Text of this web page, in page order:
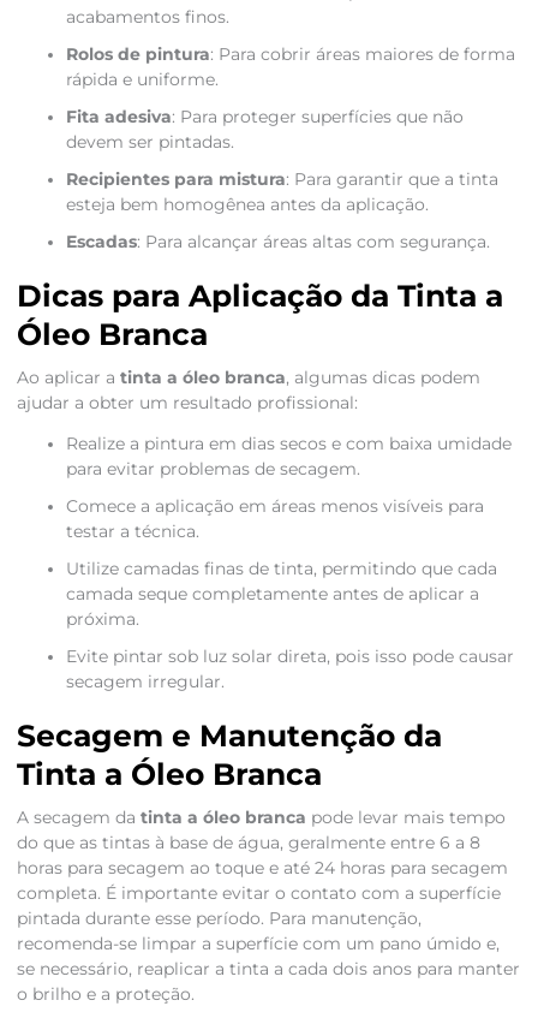
acabamentos finos.
Rolos de pintura: Para cobrir áreas maiores de forma
rápida e uniforme.
Fita adesiva: Para proteger superfícies que não
devem ser pintadas.
Recipientes para mistura: Para garantir que a tinta
esteja bem homogênea antes da aplicação.
Escadas: Para alcançar áreas altas com segurança.
Dicas para Aplicação da Tinta a
Óleo Branca
Ao aplicar a tinta a óleo branca, algumas dicas podem
ajudar a obter um resultado profissional:
Realize a pintura em dias secos e com baixa umidade
para evitar problemas de secagem.
Comece a aplicação em áreas menos visíveis para
testar a técnica.
Utilize camadas finas de tinta, permitindo que cada
camada seque completamente antes de aplicar a
próxima.
Evite pintar sob luz solar direta, pois isso pode causar
secagem irregular.
Secagem e Manutenção da
Tinta a Óleo Branca
A secagem da tinta a óleo branca pode levar mais tempo
do que as tintas à base de água, geralmente entre 6 a 8
horas para secagem ao toque e até 24 horas para secagem
completa. É importante evitar o contato com a superfície
pintada durante esse período. Para manutenção,
recomenda-se limpar a superfície com um pano úmido e,
se necessário, reaplicar a tinta a cada dois anos para manter
o brilho e a proteção.